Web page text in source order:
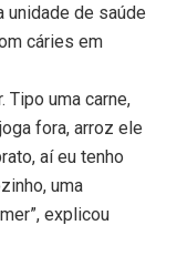
unidade de saúde
cáries em
Tipo uma carne,
fora, arroz ele
aí eu tenho
uma
explicou